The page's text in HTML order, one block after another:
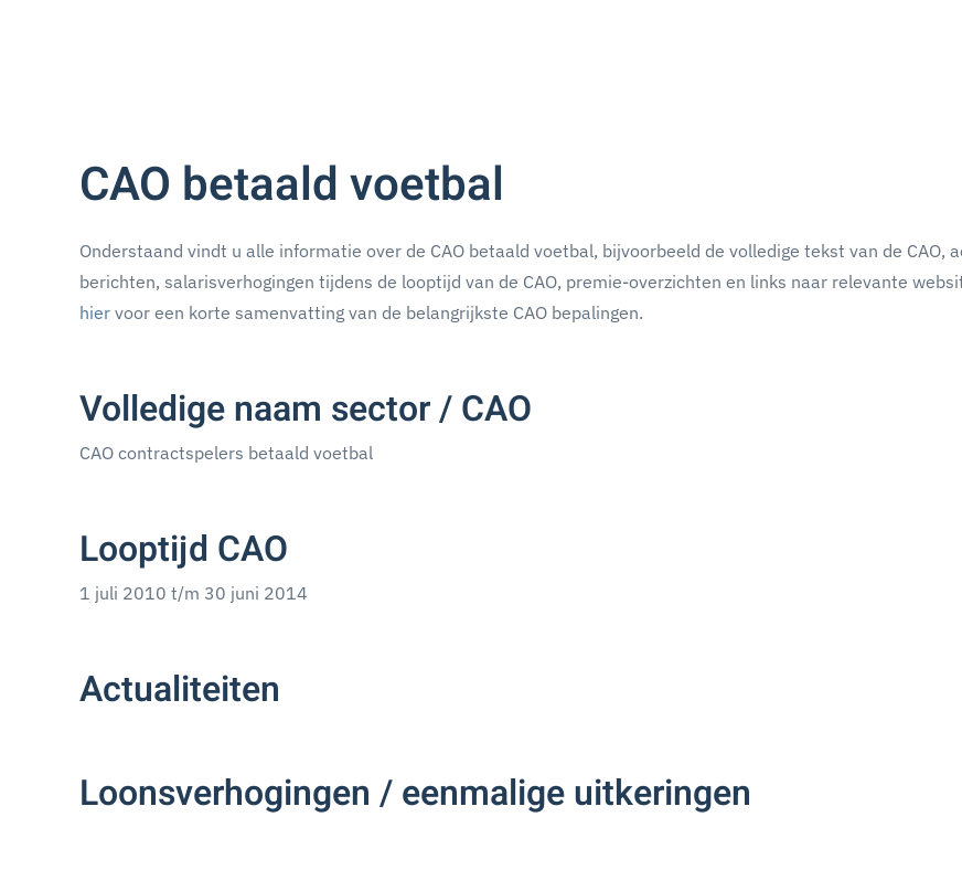
CAO betaald voetbal
Onderstaand vindt u alle informatie over de CAO betaald voetbal, bijvoorbeeld de volledige tekst van de CAO,
berichten, salarisverhogingen tijdens de looptijd van de CAO, premie-overzichten en links naar relevante
hier voor een korte samenvatting van de belangrijkste CAO bepalingen.
Volledige naam sector / CAO
CAO contractspelers betaald voetbal
Looptijd CAO
1 juli 2010 t/m 30 juni 2014
Actualiteiten
Loonsverhogingen / eenmalige uitkeringen